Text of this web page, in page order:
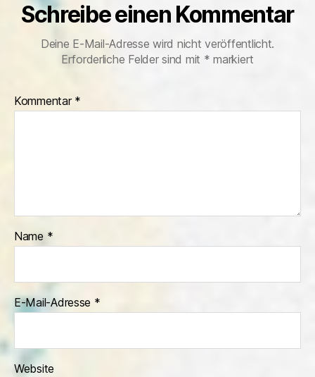
Schreibe einen Kommentar
Deine E-Mail-Adresse wird nicht veröffentlicht.
Erforderliche Felder sind mit * markiert
Kommentar *
Name *
E-Mail-Adresse *
Website